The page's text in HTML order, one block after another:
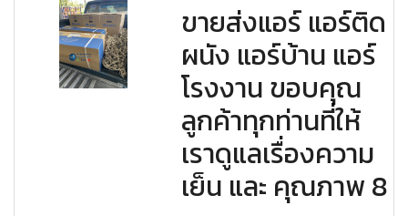
ขายส่งแอร์ แอร์ติด
ผนัง แอร์บ้าน แอร์
โรงงาน ขอบคุณ
ลูกค้าทุกท่านที่ให้
เราดูแลเรื่องความ
เย็น และ คุณภาพ 8